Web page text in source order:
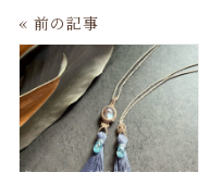
« 前の記事